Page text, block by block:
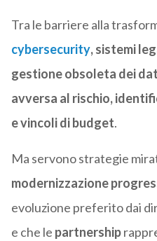
Tra le barriere alla
cybersecurity, sistemi
gestione obsoleta dei
avversa al rischio,
e vincoli di budget.
Ma servono strategie
modernizzazione
evoluzione preferito dai
e che le partnership